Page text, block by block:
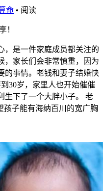
命 • 阅读
！
是一件家庭成员都关注的
，家长们会非常慎重，因为
的事情。老钱和妻子结婚快
30岁，家里人也开始催催
生下了一个大胖小子。 老
孩子能有海纳百川的宽广胸